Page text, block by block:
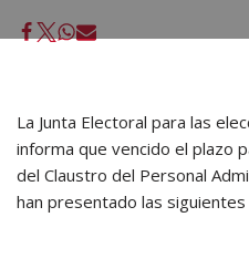
La Junta Electoral para las
informa que vencido el plazo
del Claustro del Personal
han presentado las siguientes